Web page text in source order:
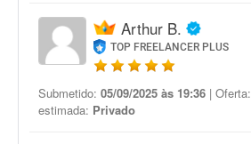
Arthur B.
TOP FREELANCER PLUS
Submetido: 05/09/2025 às 19:36 | Oferta:
estimada: Privado